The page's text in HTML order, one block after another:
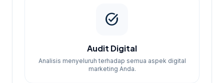
task_alt
Audit Digital
Analisis menyeluruh terhadap semua aspek digital
marketing Anda.